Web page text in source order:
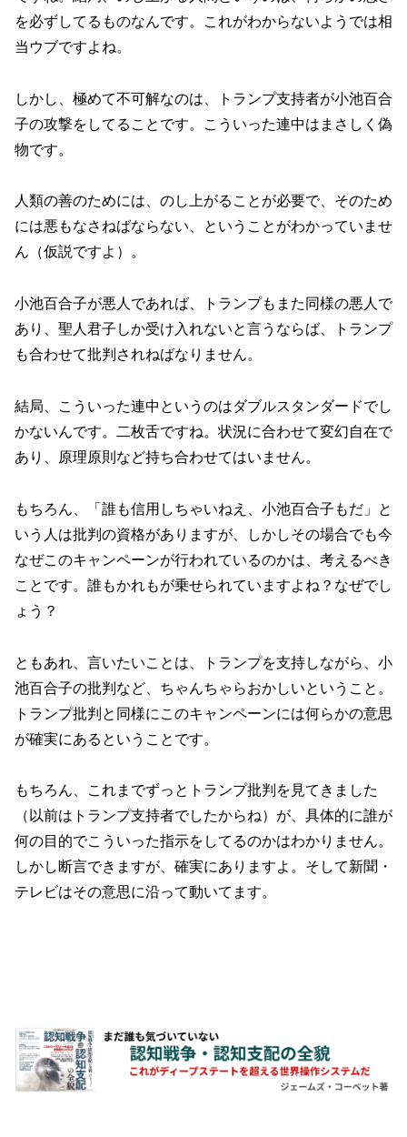
を必ずしてるものなんです。これがわからないようでは相
当ウブですよね。
しかし、極めて不可解なのは、トランプ支持者が小池百合
子の攻撃をしてることです。こういった連中はまさしく偽
物です。
人類の善のためには、のし上がることが必要で、そのため
には悪もなさねばならない、ということがわかっていませ
ん（仮説ですよ）。
小池百合子が悪人であれば、トランプもまた同様の悪人で
あり、聖人君子しか受け入れないと言うならば、トランプ
も合わせて批判されねばなりません。
結局、こういった連中というのはダブルスタンダードでし
かないんです。二枚舌ですね。状況に合わせて変幻自在で
あり、原理原則など持ち合わせてはいません。
もちろん、「誰も信用しちゃいねえ、小池百合子もだ」と
いう人は批判の資格がありますが、しかしその場合でも今
なぜこのキャンペーンが行われているのかは、考えるべき
ことです。誰もかれもが乗せられていますよね？なぜでし
ょう？
ともあれ、言いたいことは、トランプを支持しながら、小
池百合子の批判など、ちゃんちゃらおかしいということ。
トランプ批判と同様にこのキャンペーンには何らかの意思
が確実にあるということです。
もちろん、これまでずっとトランプ批判を見てきました
（以前はトランプ支持者でしたからね）が、具体的に誰が
何の目的でこういった指示をしてるのかはわかりません。
しかし断言できますが、確実にありますよ。そして新聞・
テレビはその意思に沿って動いてます。